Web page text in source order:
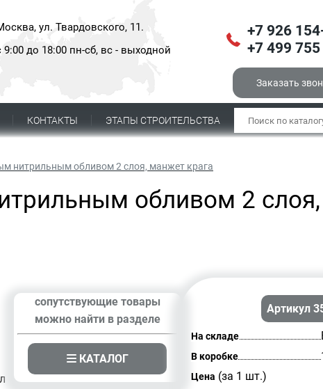
ул. Твардовского, 11.
9:00 до 18:00 пн-сб, вс - выходной
+7 926
+7 499
Заказать
КОНТАКТЫ ЭТАПЫ СТРОИТЕЛЬСТВА
нитрильным обливом 2 слоя, манжет крага
обливом 2
сопутствующие товары
можно найти в разделе
КАТАЛОГ
Артикул
На складе
В коробке
Цена (за 1 шт.)